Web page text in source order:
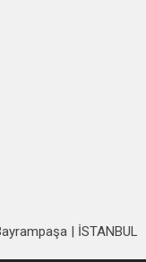
| İSTANBUL